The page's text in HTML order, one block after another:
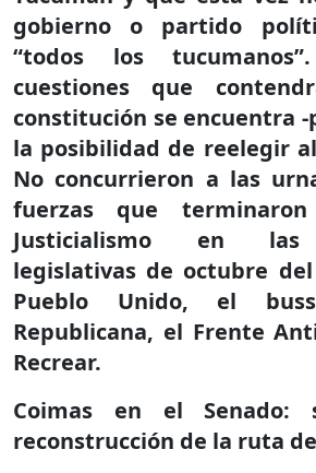
gobierno o partido
“todos los
cuestiones que
constitución se encuentra
la posibilidad de reelegir
No concurrieron a las
fuerzas que
Justicialismo en las
legislativas de octubre
Pueblo Unido, el
Republicana, el Frente
Recrear.
Coimas en el Senado:
reconstrucción de la ruta